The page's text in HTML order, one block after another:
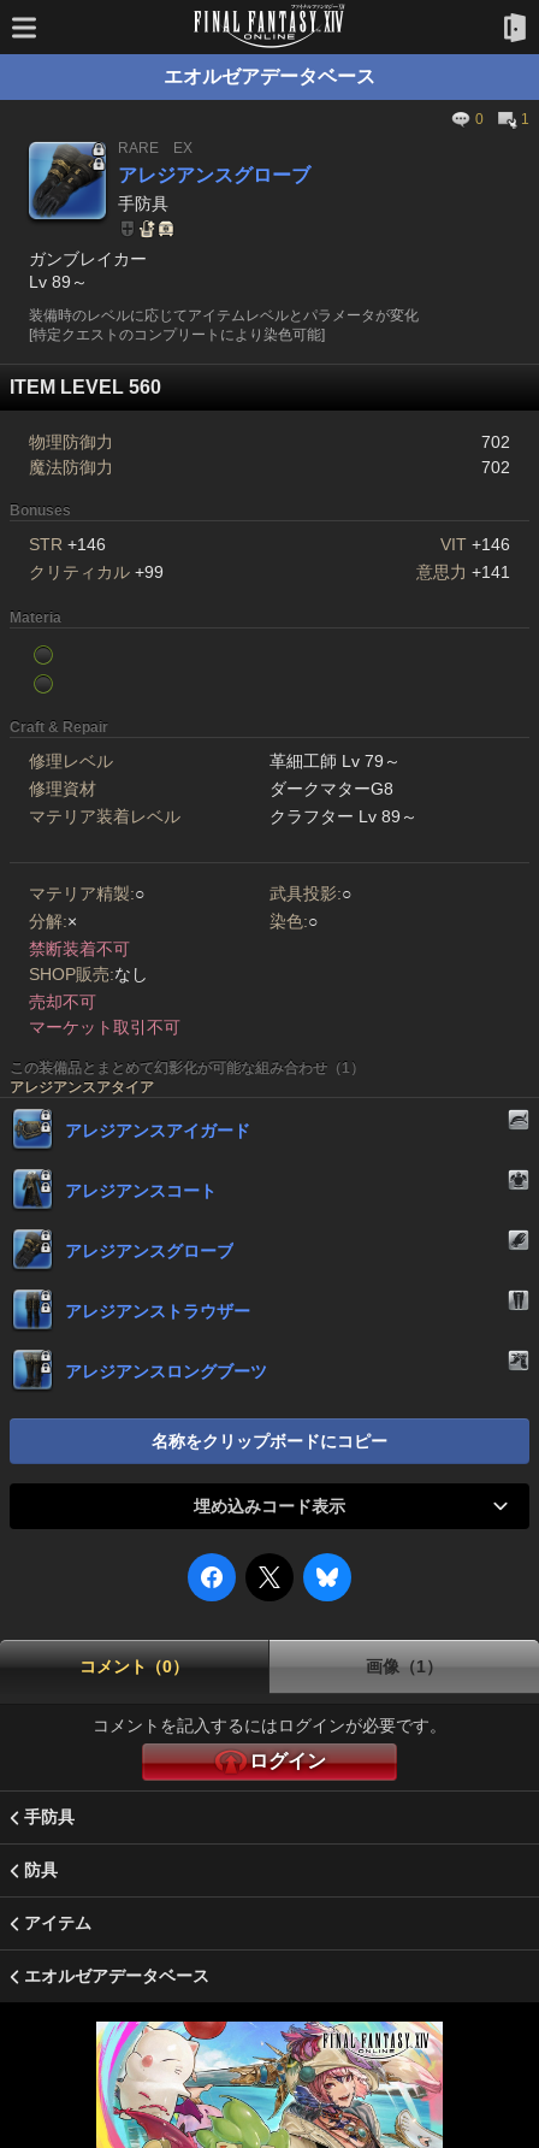
エオルゼアデータベース
0
1
RARE
EX
アレジアンスグローブ
手防具
ガンブレイカー
Lv 89～
装備時のレベルに応じてアイテムレベルとパラメータが変化
[特定クエストのコンプリートにより染色可能]
ITEM LEVEL 560
物理防御力
702
魔法防御力
702
Bonuses
STR +146 VIT +146
クリティカル +99 意思力 +141
Materia
Craft & Repair
修理レベル
革細工師 Lv 79～
修理資材
ダークマターG8
マテリア装着レベル
クラフター Lv 89～
マテリア精製:○ 武具投影:○
分解:× 染色:○
禁断装着不可
SHOP販売:なし
売却不可
マーケット取引不可
この装備品とまとめて幻影化が可能な組み合わせ（1）
アレジアンスアタイア
アレジアンスアイガード
アレジアンスコート
アレジアンスグローブ
アレジアンストラウザー
アレジアンスロングブーツ
名称をクリップボードにコピー
埋め込みコード表示
コメント（0） 画像（1）
コメントを記入するにはログインが必要です。
ログイン
手防具
防具
アイテム
エオルゼアデータベース